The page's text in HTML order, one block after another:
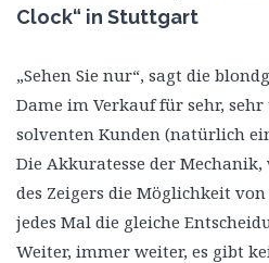
Clock“ in Stuttgart
„Sehen Sie nur“, sagt die
Dame im Verkauf für sehr,
solventen Kunden (natürlich
Die Akkuratesse der
des Zeigers die Möglichkeit
jedes Mal die gleiche
Weiter, immer weiter, es gibt